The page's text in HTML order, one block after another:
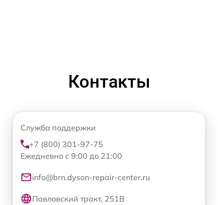
Контакты
Служба поддержки
+7 (800) 301-97-75
Ежедневно с 9:00 до 21:00
info@brn.dyson-repair-center.ru
Павловский тракт, 251В